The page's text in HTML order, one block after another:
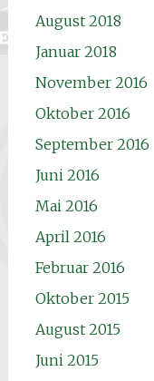
August 2018
Januar 2018
November 2016
Oktober 2016
September 2016
Juni 2016
Mai 2016
April 2016
Februar 2016
Oktober 2015
August 2015
Juni 2015